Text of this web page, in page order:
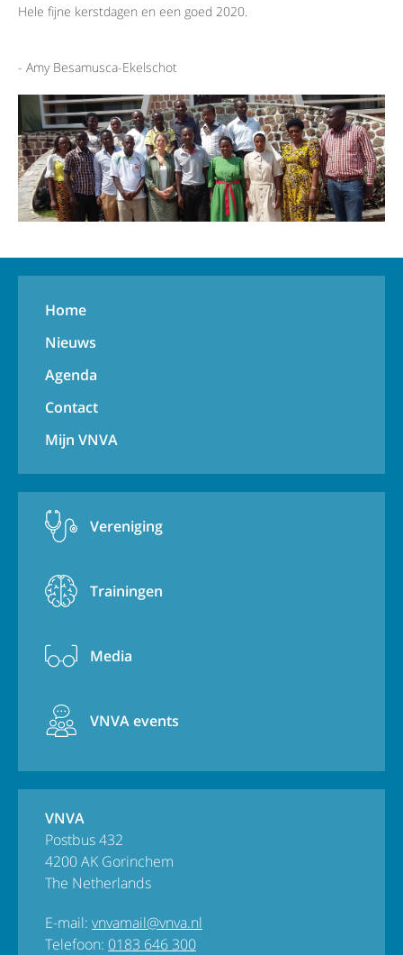
Hele fijne kerstdagen en een goed 2020.
- Amy Besamusca-Ekelschot
Home
Nieuws
Agenda
Contact
Mijn VNVA
Vereniging
Trainingen
Media
VNVA events
VNVA
Postbus 432
4200 AK Gorinchem
The Netherlands
E-mail: vnvamail@vnva.nl
Telefoon: 0183 646 300